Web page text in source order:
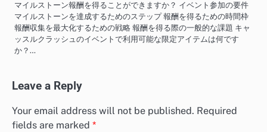
マイルストーン報酬を得ることができますか？ イベント参加の要件
マイルストーンを達成するためのステップ 報酬を得るための時間枠
報酬収集を最大化するための戦略 報酬を得る際の一般的な課題 キャ
ッスルクラッシュのイベントで利用可能な限定アイテムは何です
か？…
Leave a Reply
Your email address will not be published. Required
fields are marked *